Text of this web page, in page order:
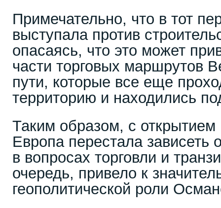
Примечательно, что в тот
выступала против
опасаясь, что это может
части торговых маршрутов
пути, которые все еще
территорию и находились
Таким образом, с
Европа перестала зависеть
в вопросах торговли и
очередь, привело к
геополитической роли